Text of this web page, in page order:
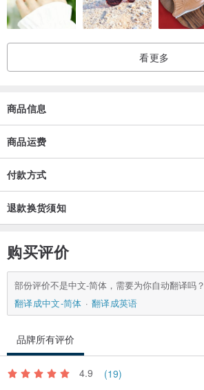
看更多
商品信息
商品运费
付款方式
退款换货须知
购买评价
部份评价不是中文-简体，需要为你自动翻译吗？
翻译成中文-简体
翻译成英语
品牌所有评价
4.9 (19)